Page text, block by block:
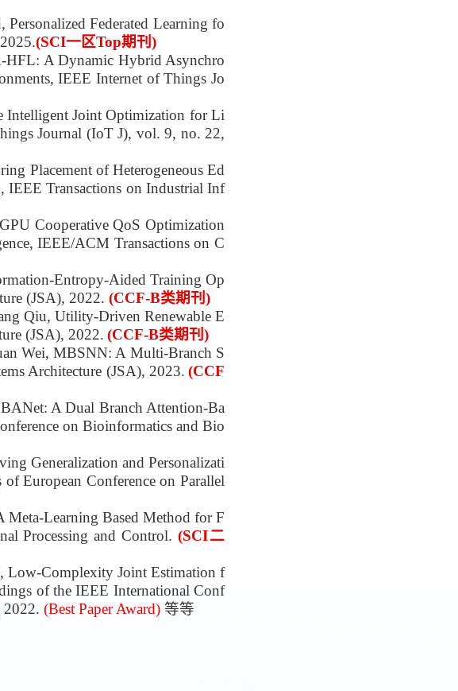
Federated Learning fo
(SCI一区Top期刊)
HFL: A Dynamic Hybrid Asynchro
IEEE Internet of Things Jo
Intelligent Joint Optimization for Li
Journal (IoT J), vol. 9, no. 22,
Placement of Heterogeneous Ed
IEEE Transactions on Industrial Inf
Cooperative QoS Optimization
IEEE/ACM Transactions on C
Entropy-Aided Training Op
(JSA), 2022.(CCF-B类期刊)
Qiu, Utility-Driven Renewable E
(JSA), 2022. (CCF-B类期刊)
Wei, MBSNN: A Multi-Branch S
Architecture (JSA), 2023. (CCF
A Dual Branch Attention-Ba
on Bioinformatics and Bio
Generalization and Personalizati
European Conference on Parallel
Learning Based Method for F
Processing and Control. (SCI二
, Low-Complexity Joint Estimation f
of the IEEE International Conf
2022. (Best Paper Award)等等